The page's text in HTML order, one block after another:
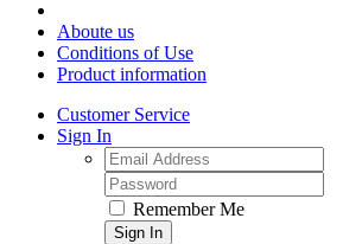
Aboute us
Conditions of Use
Product information
Customer Service
Sign In
Remember Me
Sign In